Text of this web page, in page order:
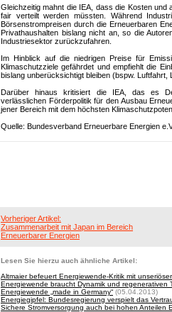
Gleichzeitig mahnt die IEA, dass die Kosten und
fair verteilt werden müssten. Während
Börsenstrompreisen durch die Erneuerbaren
Privathaushalten bislang nicht an, so die
Industriesektor zurückzufahren.
Im Hinblick auf die niedrigen Preise für
Klimaschutzziele gefährdet und empfiehlt die
bislang unberücksichtigt bleiben (bspw. Luftfahrt,
Darüber hinaus kritisiert die IEA, das es
verlässlichen Förderpolitik für den Ausbau
jener Bereich mit dem höchsten
Quelle: Bundesverband Erneuerbare Energien
Vorheriger Artikel:
Zusammenarbeit mit Japan im Bereich
Erneuerbarer Energien
Lesen Sie hierzu auch ähnliche Artikel:
Altmaier befeuert Energiewende-Kritik mit
Energiewende braucht Dynamik und regenerativen
Energiewende „made in Germany“ (05.04.2013)
Energiegipfel: Bundesregierung verspielt das
Sichere Stromversorgung auch bei hohen Anteilen